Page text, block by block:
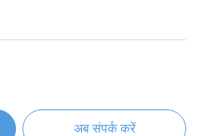
अब संपर्क करें